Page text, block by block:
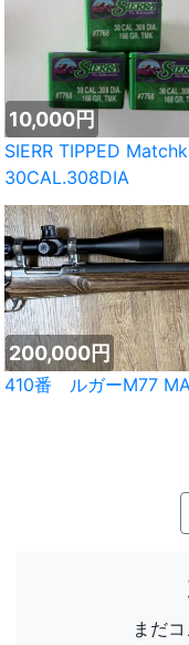
10,000円
SIERR TIPPED
30CAL.308DIA
200,000円
410番 ルガーM77
まだ